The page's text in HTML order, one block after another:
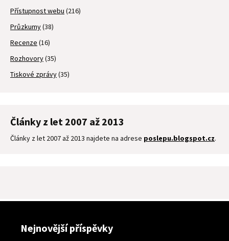
Přístupnost webu (216)
Průzkumy(38)
Recenze (16)
Rozhovory(35)
Tiskové zprávy(35)
Články z let 2007 až 2013
Články z let 2007 až 2013 najdete na adrese poslepu.blogspot.cz.
Nejnovější příspěvky